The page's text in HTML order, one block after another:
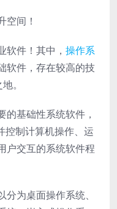
空间！
软件！其中， 操作系
软件，存在较高的技
。
基础性系统软件，
控制计算机操作、运
户交互的系统软件程
为桌面操作系统、